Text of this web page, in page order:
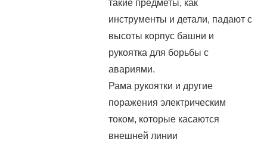
такие предметы, как
инструменты и детали, падают с
высоты корпус башни и
рукоятка для борьбы с
авариями.
Рама рукоятки и другие
поражения электрическим
током, которые касаются
внешней линии